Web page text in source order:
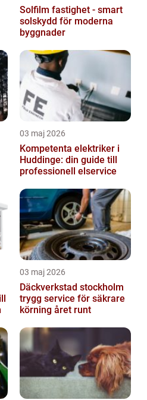
Solfilm fastighet - smart
solskydd för moderna
byggnader
03 maj 2026
Kompetenta elektriker i
Huddinge: din guide till
professionell elservice
03 maj 2026
Däckverkstad stockholm
trygg service för säkrare
körning året runt